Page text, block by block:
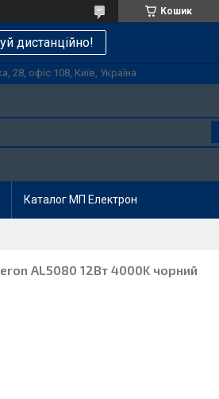
Кошик
дистанційно!
28, офіс 108, Київ, Україна
Каталог МП Електрон
AL5080 12Вт 4000K чорний